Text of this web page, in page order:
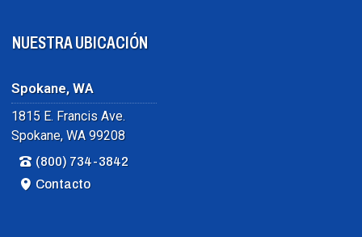
NUESTRA UBICACIÓN
Spokane, WA
1815 E. Francis Ave.
Spokane, WA 99208
(800) 734-3842
Contacto